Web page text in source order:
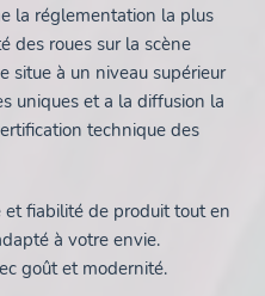
la réglementation la plus
des roues sur la scène
situe à un niveau supérieur
uniques et a la diffusion la
technique des
fiabilité de produit tout en
à votre envie.
goût et modernité.